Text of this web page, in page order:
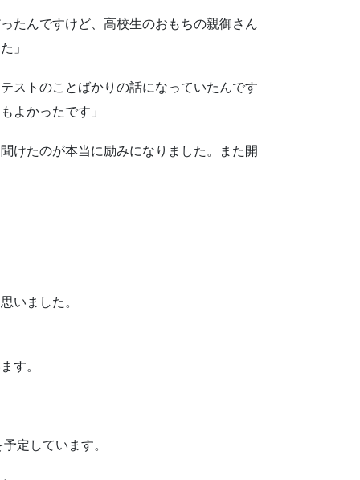
たんですけど、高校生のおもちの親御さん
」
ストのことばかりの話になっていたんです
よかったです」
けたのが本当に励みになりました。また開
いました。
す。
定しています。